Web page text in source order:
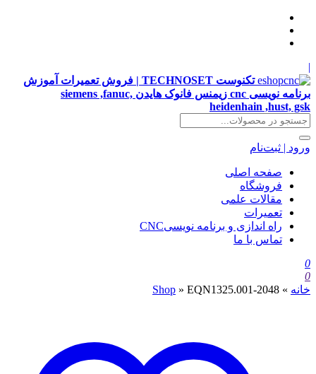
|
تکنوست TECHNOSET | فروش تعمیرات آموزش
برنامه نویسی cnc زیمنس فانوک هایدن siemens ,fanuc,
heidenhain ,hust, gsk
ورود | ثبت‌نام
صفحه اصلی
فروشگاه
مقالات علمی
تعمیرات
راه اندازی و برنامه نویسیCNC
تماس با ما
0
0
خانه »
Shop » EQN1325.001-2048